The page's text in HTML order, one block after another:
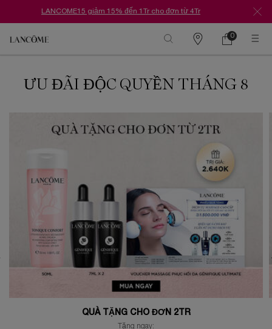
LANCOME15 giảm 15% đến 1Tr cho đơn từ 4Tr
Danh
Giỏ
0
0 Sản phẩm
ƯU ĐÃI ĐỘC QUYỀN THÁNG 8
QUÀ TẶNG CHO ĐƠN 2TR
Tặng ngay: